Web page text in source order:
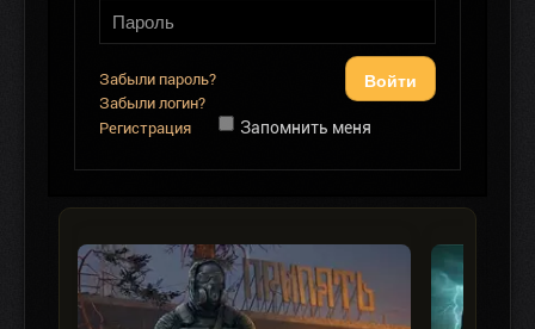
Войти
Забыли пароль?
Забыли логин?
Регистрация
Запомнить меня